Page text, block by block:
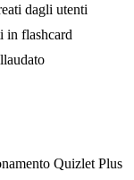
dagli utenti
in flashcard
Quizlet Plus